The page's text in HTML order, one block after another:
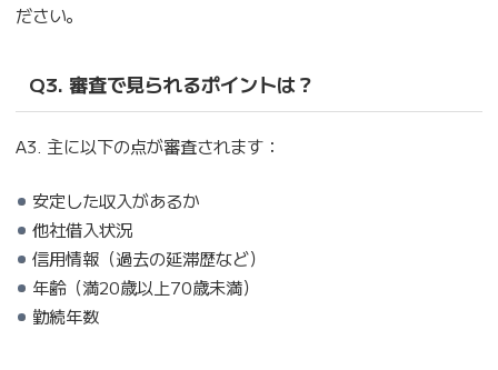
ださい。
Q3. 審査で見られるポイントは？
A3. 主に以下の点が審査されます：
安定した収入があるか
他社借入状況
信用情報（過去の延滞歴など）
年齢（満20歳以上70歳未満）
勤続年数